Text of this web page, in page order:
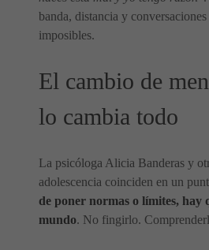
banda, distancia y
imposibles.
El cambio de
lo cambia todo
La psicóloga Alicia Banderas y
adolescencia coinciden en un
de poner normas o límites, hay
mundo. No fingirlo.